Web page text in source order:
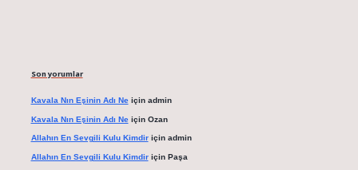
Son yorumlar
Kavala Nın Eşinin Adı Neiçin admin
Kavala Nın Eşinin Adı Neiçin Ozan
Allahın En Sevgili Kulu Kimdiriçin admin
Allahın En Sevgili Kulu Kimdiriçin Paşa